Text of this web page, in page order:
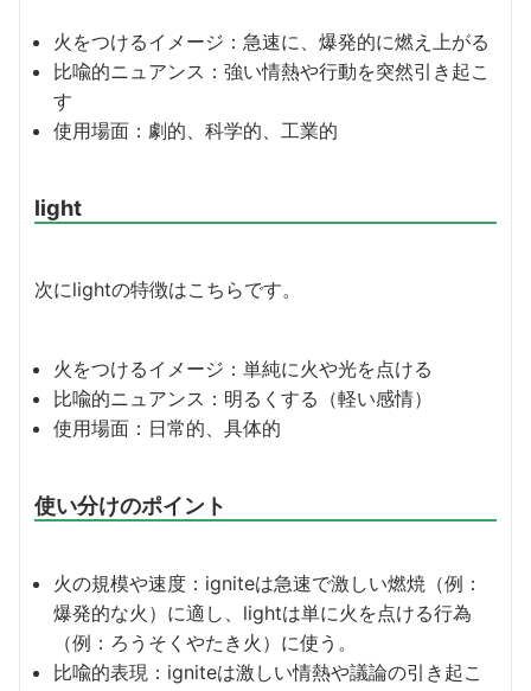
火をつけるイメージ：急速に、爆発的に燃え上がる
比喩的ニュアンス：強い情熱や行動を突然引き起こ
す
使用場面：劇的、科学的、工業的
light
次にlightの特徴はこちらです。
火をつけるイメージ：単純に火や光を点ける
比喩的ニュアンス：明るくする（軽い感情）
使用場面：日常的、具体的
使い分けのポイント
火の規模や速度：igniteは急速で激しい燃焼（例：
爆発的な火）に適し、lightは単に火を点ける行為
（例：ろうそくやたき火）に使う。
比喩的表現：igniteは激しい情熱や議論の引き起こ